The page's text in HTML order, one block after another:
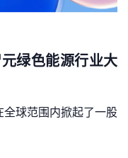
绿色能源行业大
球范围内掀起了一股